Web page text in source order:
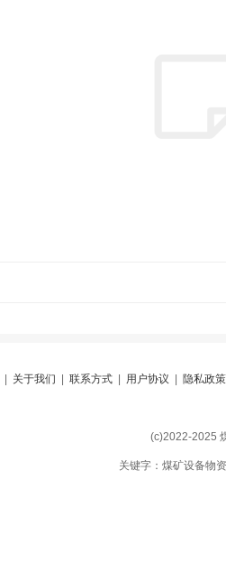
关于我们 联系方式| 用户协议 隐私政策
(c)2022-2025
关键字：煤矿设备物